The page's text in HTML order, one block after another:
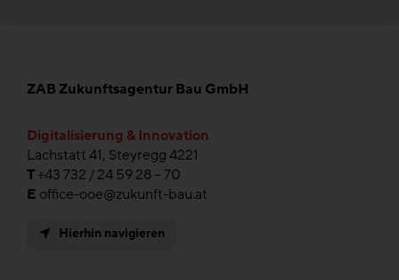
ZAB Zukunftsagentur Bau GmbH
Digitalisierung & Innovation
Lachstatt 41, Steyregg 4221
T+43 732 / 24 59 28 – 70
E office-ooe@zukunft-bau.at
Hierhin navigieren